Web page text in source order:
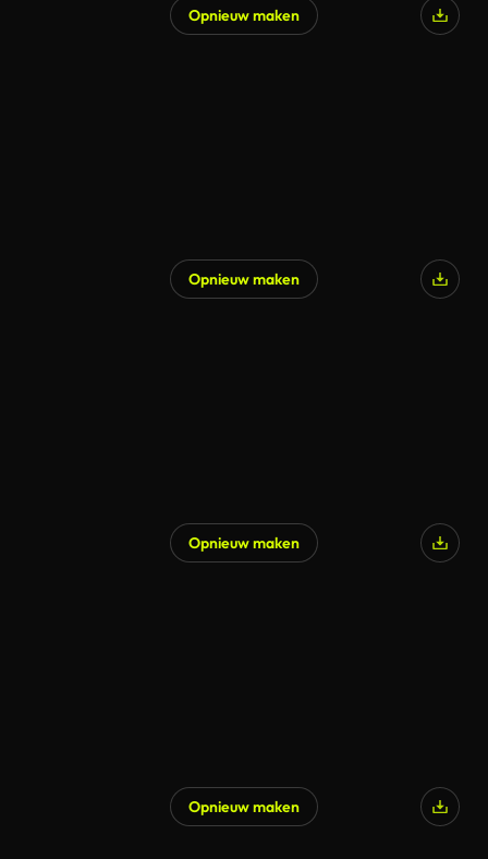
Opnieuw maken
Opnieuw maken
Opnieuw maken
Opnieuw maken